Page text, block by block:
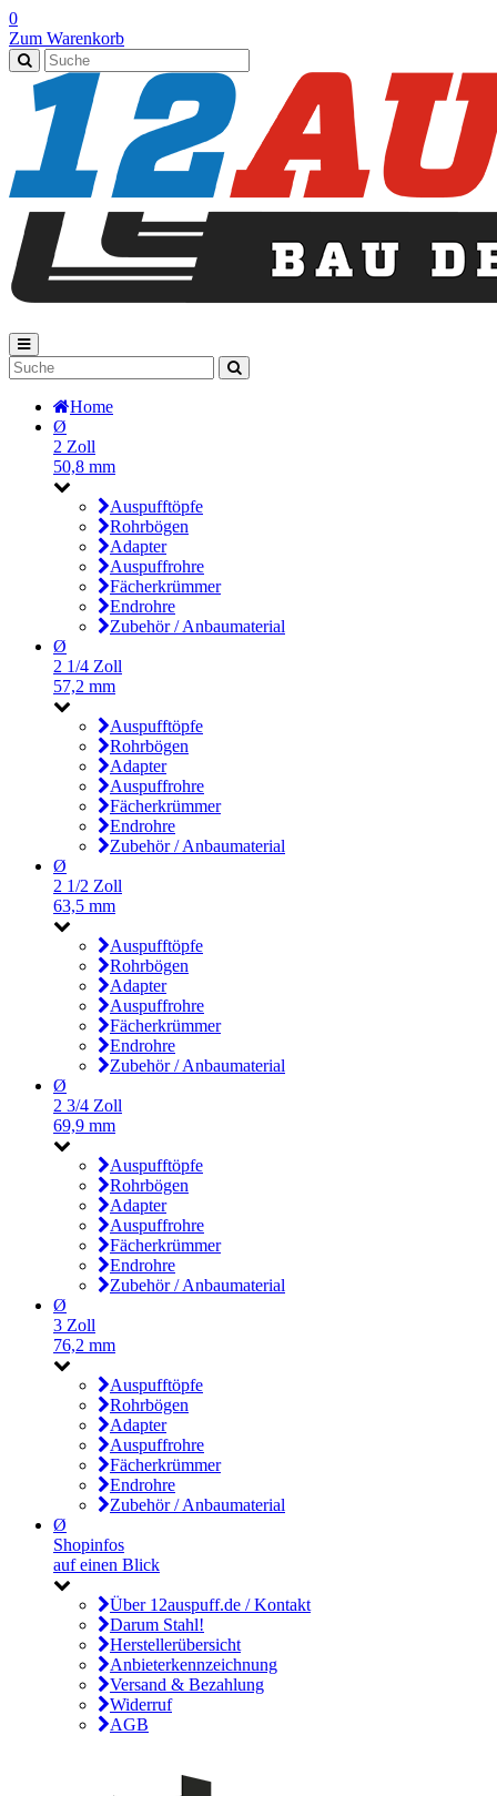
0
Zum Warenkorb
Home
Ø
2 Zoll
50,8 mm
Auspufftöpfe
Rohrbögen
Adapter
Auspuffrohre
Fächerkrümmer
Endrohre
Zubehör / Anbaumaterial
Ø
2 1/4 Zoll
57,2 mm
Auspufftöpfe
Rohrbögen
Adapter
Auspuffrohre
Fächerkrümmer
Endrohre
Zubehör / Anbaumaterial
Ø
2 1/2 Zoll
63,5 mm
Auspufftöpfe
Rohrbögen
Adapter
Auspuffrohre
Fächerkrümmer
Endrohre
Zubehör / Anbaumaterial
Ø
2 3/4 Zoll
69,9 mm
Auspufftöpfe
Rohrbögen
Adapter
Auspuffrohre
Fächerkrümmer
Endrohre
Zubehör / Anbaumaterial
Ø
3 Zoll
76,2 mm
Auspufftöpfe
Rohrbögen
Adapter
Auspuffrohre
Fächerkrümmer
Endrohre
Zubehör / Anbaumaterial
Ø
Shopinfos
auf einen Blick
Über 12auspuff.de / Kontakt
Darum Stahl!
Herstellerübersicht
Anbieterkennzeichnung
Versand & Bezahlung
Widerruf
AGB